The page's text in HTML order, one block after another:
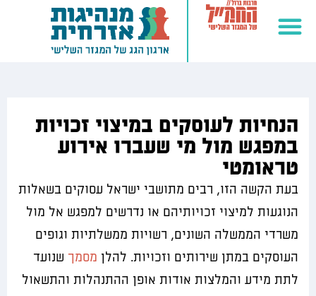
הנחיות לעוסקים במיצוי זכויות
במפגש מול מי שעברו אירוע
טראומטי
בעת הקשה הזו, רבים מתושבי ישראל עסוקים בשאלות
הנוגעות למיצוי זכויותיהם או נדרשים למפגש אל מול
משרדי הממשלה השונים, רשויות ממשלתיות וגופים
העוסקים במתן שירותים וזכויות. להלן מסמך שנועד
לתת מידע והמלצות אודות אופן ההתנהלות והתשאול